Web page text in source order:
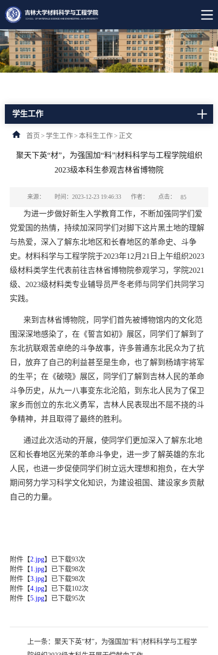
学生工作
首页 > 学生工作> 本科生工作> 正文
聚天下英“材”，为强国加“料”|材料科学与工程学院组织
2023级本科生参观吉林省博物院
来源： 时间：2023-12-23 19:46:33 作者： 点击： 85
为进一步做好新生入学教育工作，不断加强同学们爱
党爱国的热情，持续加深同学们对脚下这片黑土地的理解
与热爱，深入了解东北地区和长春地区的革命史、斗争
史。材料科学与工程学院于2023年12月21日上午组织2023
级材料类学生代表前往吉林省博物院参观学习，学院2021
级、2023级材料类专业辅导员严冬老师与同学们共同学习
实践。
来到吉林省博物院，同学们首先被博物馆内的文化范
围深深地感染了，在《誓言如初》展区，同学们了解到了
东北抗联艰苦卓绝的斗争故事，许多普通东北民众为了抗
日，放弃了自己的利益甚至是生命，也了解到杨靖宇将军
的生平；在《破晓》展区，同学们了解到吉林人民的革命
斗争历史，从九一八事变东北沦陷，到东北人民为了保卫
家乡而创立的东北义勇军，吉林人民表现出不屈不挠的斗
争精神，并且取得了最终的胜利。
通过此次活动的开展，使同学们更加深入了解东北地
区和长春地区光荣的革命斗争史，进一步了解英雄的东北
人民，也进一步促使同学们树立远大理想和抱负，在大学
期间努力学习科学文化知识，为建设祖国、建设家乡贡献
自己的力量。
附件【2.jpg】已下载93次
附件【1.jpg】已下载98次
附件【3.jpg】已下载98次
附件【4.jpg】已下载102次
附件【5.jpg】已下载95次
上一条： 聚天下英“材”，为强国加“料”|材料科学与工程学